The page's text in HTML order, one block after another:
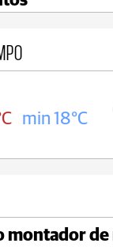
max 20°C
montador de